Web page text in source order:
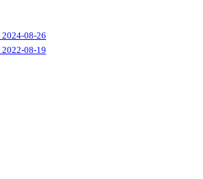
2024-08-26
2022-08-19